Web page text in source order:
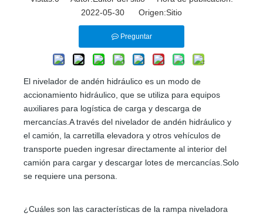
2022-05-30 Origen:Sitio
Preguntar
El nivelador de andén hidráulico es un modo de
accionamiento hidráulico, que se utiliza para equipos
auxiliares para logística de carga y descarga de
mercancías.A través del nivelador de andén hidráulico y
el camión, la carretilla elevadora y otros vehículos de
transporte pueden ingresar directamente al interior del
camión para cargar y descargar lotes de mercancías.Solo
se requiere una persona.
¿Cuáles son las características de la rampa niveladora